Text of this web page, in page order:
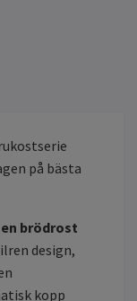
på bästa
brödrost
design,
kopp